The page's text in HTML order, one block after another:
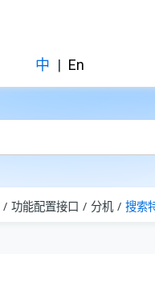
中 | En
功能配置接口 分机 搜索